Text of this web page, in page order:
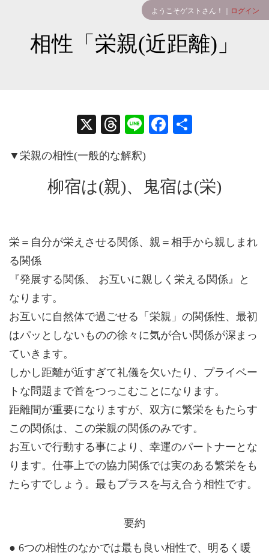
ようこそゲストさん！｜ ログイン
相性「栄親(近距離)」
X
T
ea
ds
Li
Fa
ok
▼栄親の相性(一般的な解釈)
柳宿は(親)、鬼宿は(栄)
栄＝自分が栄えさせる関係、親＝相手から親しまれ
る関係
『発展する関係、 お互いに親しく栄える関係』と
なります。
お互いに自然体で過ごせる「栄親」の関係性、最初
はパッとしないものの徐々に気が合い関係が深まっ
ていきます。
しかし距離が近すぎて礼儀を欠いたり、プライベー
トな問題まで首をつっこむことになります。
距離間が重要になりますが、双方に繁栄をもたらす
この関係は、この栄親の関係のみです。
お互いで行動する事により、幸運のパートナーとな
ります。仕事上での協力関係では実のある繁栄をも
たらすでしょう。最もプラスを与え合う相性です。
要約
● 6つの相性のなかでは最も良い相性で、明るく暖